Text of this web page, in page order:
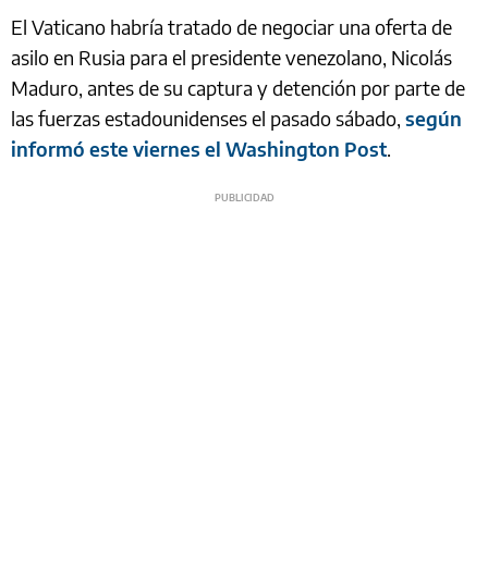
El Vaticano habría tratado de negociar una oferta de
asilo en Rusia para el presidente venezolano, Nicolás
Maduro, antes de su captura y detención por parte de
las fuerzas estadounidenses el pasado sábado, según
informó este viernes el Washington Post.